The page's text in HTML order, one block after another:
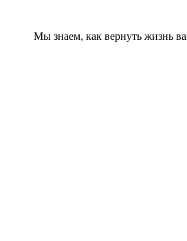
Мы знаем, как вернуть жизнь